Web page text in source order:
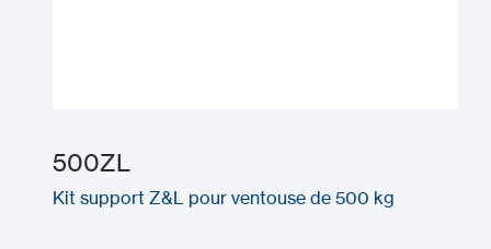
500ZL
Kit support Z&L pour ventouse de 500 kg